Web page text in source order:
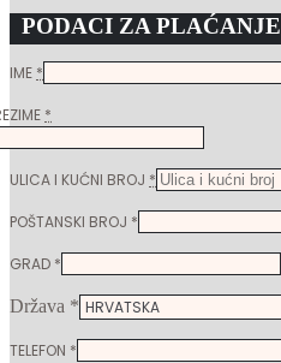
PODACI ZA PLAĆANJE
IME *
*
ULICA I KUĆNI BROJ *
POŠTANSKI BROJ *
GRAD *
Država *
TELEFON *